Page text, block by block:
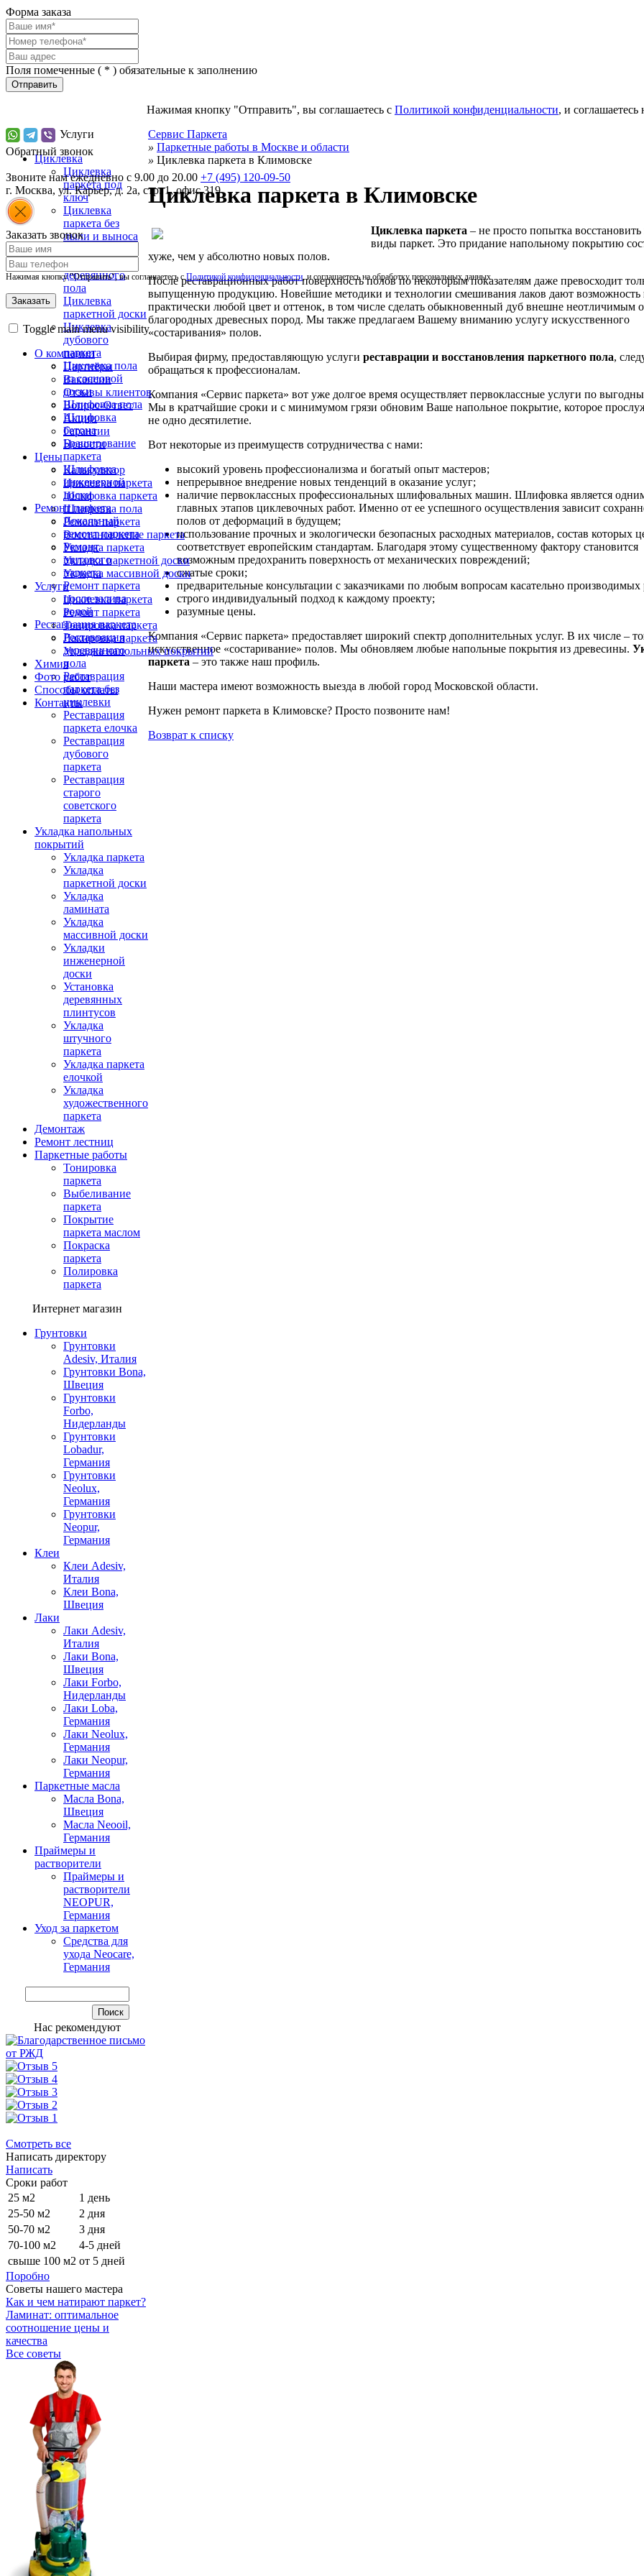
Форма заказа
Поля помеченные ( * ) обязательные к заполнению
Отправить
Нажимая кнопку "Отправить", вы соглашаетесь с Политикой конфиденциальности, и
Обратный звонок
Звоните нам ежедневно с 9.00 до 20.00 +7 (495) 120-09-50
г. Москва, ул. Карьер, д. 2а, стр. 1, офис 319
Заказать звонок
Нажимая кнопку "Отправить", вы соглашаетесь сПолитикой конфиденциальности, и соглашаетесь на обработку персональных данных
Toggle main menu visibility
О компании
Партнёры
Вакансии
Отзывы клиентов
Вопрос-Ответ
Акции
Гарантии
Новости
Цены
Калькулятор
Циклевка паркета
Шлифовка паркета
Шлифовка пола
Ремонт паркета
Восстановление паркета
Укладка паркета
Укладка паркетной доски
Укладка массивной доски
Услуги
Циклевка паркета
Ремонт паркета
Тонировка паркета
Лакировка паркета
Укладка напольных покрытий
Химия
Фото работ
Способы оплаты
Контакты
Услуги
Циклевка
Циклевка
паркета под
ключ
Циклевка
паркета без
пыли и выноса
Циклевка
деревянного
пола
Циклевка
паркетной доски
Циклевка
дубового
паркета
Циклевка пола
из сосновой
доски
Шлифовка пола
Шлифовка
бетона
Браширование
паркета
Шлифовка
инженерной
доски
Ремонт паркета
Локальный
ремонт паркета
Ремонт
щитового
паркета
Ремонт паркета
после залива
водой
Реставрация паркета
Реставрация
деревянного
пола
Реставрация
паркета без
циклевки
Реставрация
паркета елочка
Реставрация
дубового
паркета
Реставрация
старого
советского
паркета
Укладка напольных
покрытий
Укладка паркета
Укладка
паркетной доски
Укладка
ламината
Укладка
массивной доски
Укладки
инженерной
доски
Установка
деревянных
плинтусов
Укладка
штучного
паркета
Укладка паркета
елочкой
Укладка
художественного
паркета
Демонтаж
Ремонт лестниц
Паркетные работы
Тонировка
паркета
Выбеливание
паркета
Покрытие
паркета маслом
Покраска
паркета
Полировка
паркета
Интернет магазин
Грунтовки
Грунтовки
Adesiv, Италия
Грунтовки Bona,
Швеция
Грунтовки
Forbo,
Нидерланды
Грунтовки
Lobadur,
Германия
Грунтовки
Neolux,
Германия
Грунтовки
Neopur,
Германия
Клеи
Клеи Adesiv,
Италия
Клеи Bona,
Швеция
Лаки
Лаки Adesiv,
Италия
Лаки Bona,
Швеция
Лаки Forbo,
Нидерланды
Лаки Loba,
Германия
Лаки Neolux,
Германия
Лаки Neopur,
Германия
Паркетные масла
Масла Bona,
Швеция
Масла Neooil,
Германия
Праймеры и
растворители
Праймеры и
растворители
NEOPUR,
Германия
Уход за паркетом
Средства для
ухода Neocare,
Германия
Нас рекомендуют
Смотреть все
Написать директору
Написать
Сроки работ
25 м2
1 день
25-50 м2
2 дня
50-70 м2
3 дня
70-100 м2
4-5 дней
свыше 100 м2 от 5 дней
Поробно
Советы нашего мастера
Как и чем натирают паркет?
Ламинат: оптимальное
соотношение цены и
качества
Все советы
Сервис Паркета
» Паркетные работы в Москве и области
» Циклевка паркета в Климовске
Циклевка паркета в Климовске
Циклевка паркета – не просто попытка
виды паркет. Это придание напольному покрытию
хуже, чем у абсолютно новых полов.
После реставрационных работ поверхность полов по некоторым показателям даже превосходит
выпущенную продукцию. Новейшие методики и технологии смешивания лаков дают возможность
практически любой цвет и оттенок, в том числе сделать обыкновенный дуб внешне неотличимым
благородных древесных пород. Мы также предлагаем Вашему вниманию услугу искусственного
«состаривания» полов.
Выбирая фирму, предоставляющую услуги реставрации и восстановления паркетного пола,
обращаться к профессионалам.
Компания «Сервис паркета» вот уже долгое время осуществляет первоклассные услуги по
Мы в кратчайшие сроки и с минимумом грязи обновим Ваше напольное покрытие, которое
не одно десятилетие.
Вот некоторые из преимуществ сотрудничества с нами:
высокий уровень профессионализма и богатый опыт мастеров;
непрерывное внедрение новых тенденций в оказание услуг;
наличие первоклассных профессиональных шлифовальных машин. Шлифовка является
главных этапов циклевочных работ. Именно от ее успешного осуществления зависит
полов от деформаций в будущем;
использование прочных и экологически безопасных расходных материалов, состав которых
соответствует европейским стандартам. Благодаря этому существенному фактору становится
возможным предохранить поверхность от механических повреждений;
сжатые сроки;
предварительные консультации с заказчиками по любым вопросам касательно производимых
строго индивидуальный подход к каждому проекту;
разумные цены.
Компания «Сервис паркета» предоставляет широкий спектр дополнительных услуг. В их числе –
искусственное «состаривание» полов. Мы обновляем любые напольные покрытия из древесины.
паркета – это также наш профиль.
Наши мастера имеют возможность выезда в любой город Московской области.
Нужен ремонт паркета в Климовске? Просто позвоните нам!
Возврат к списку